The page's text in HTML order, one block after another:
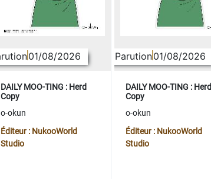
01/08/2026
DAILY MOO-TING : Herd
Copy
o-okun
Éditeur : NukooWorld
Studio
Parution01/08/2026
DAILY MOO-TING : Herd
Copy
o-okun
Éditeur : NukooWorld
Studio